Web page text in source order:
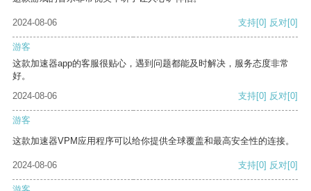
2024-08-06 支持[0] 反对[0]
游客
这款加速器app的客服很贴心，遇到问题都能及时解决，服务态度非常
好。
2024-08-06
支持[0] 反对[0]
游客
这款加速器VPM应用程序可以给你提供全球覆盖和最高安全性的连接。
2024-08-06 支持[0] 反对[0]